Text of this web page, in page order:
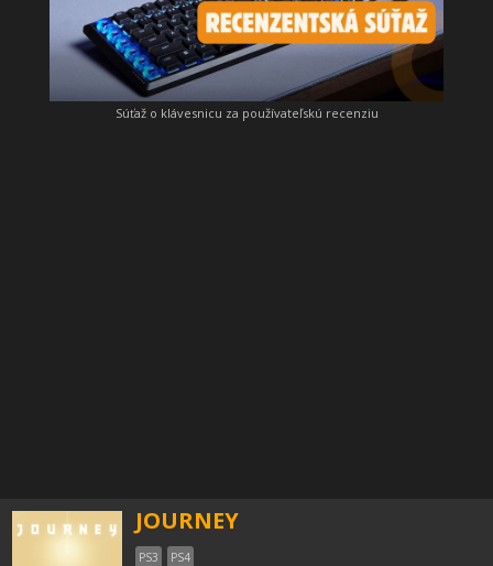
Súťaž o klávesnicu za používateľskú recenziu
JOURNEY
PS3 PS4